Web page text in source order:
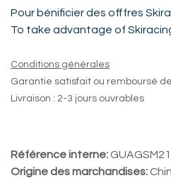
Pour bénificier des offfres
To take advantage of
Conditions générales
Garantie satisfait ou remboursé
Livraison : 2-3 jours ouvrables
Référence interne:
Origine des marchandises: